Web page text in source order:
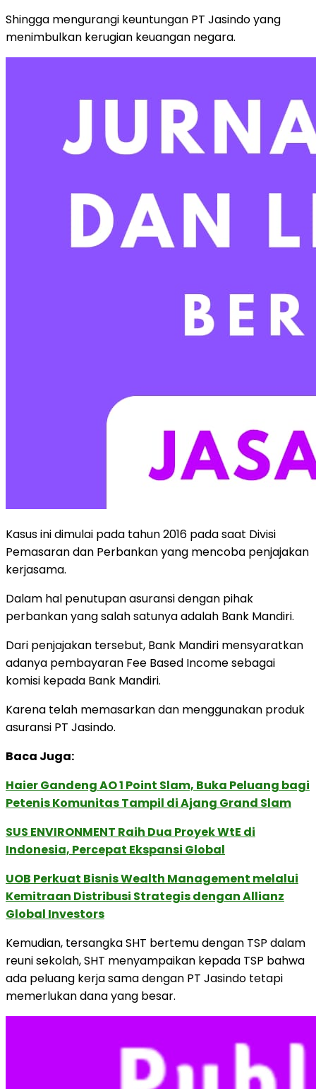
Shingga mengurangi keuntungan PT Jasindo yang
menimbulkan kerugian keuangan negara.
Kasus ini dimulai pada tahun 2016 pada saat Divisi
Pemasaran dan Perbankan yang mencoba penjajakan
kerjasama.
Dalam hal penutupan asuransi dengan pihak
perbankan yang salah satunya adalah Bank Mandiri.
Dari penjajakan tersebut, Bank Mandiri mensyaratkan
adanya pembayaran Fee Based Income sebagai
komisi kepada Bank Mandiri.
Karena telah memasarkan dan menggunakan produk
asuransi PT Jasindo.
Baca Juga:
Haier Gandeng AO 1 Point Slam, Buka Peluang bagi
Petenis Komunitas Tampil di Ajang Grand Slam
SUS ENVIRONMENT Raih Dua Proyek WtE di
Indonesia, Percepat Ekspansi Global
UOB Perkuat Bisnis Wealth Management melalui
Kemitraan Distribusi Strategis dengan Allianz
Global Investors
Kemudian, tersangka SHT bertemu dengan TSP dalam
reuni sekolah, SHT menyampaikan kepada TSP bahwa
ada peluang kerja sama dengan PT Jasindo tetapi
memerlukan dana yang besar.